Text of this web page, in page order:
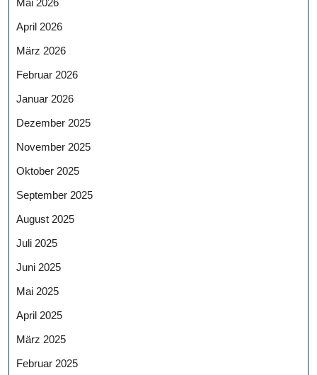
Mai 2026
April 2026
März 2026
Februar 2026
Januar 2026
Dezember 2025
November 2025
Oktober 2025
September 2025
August 2025
Juli 2025
Juni 2025
Mai 2025
April 2025
März 2025
Februar 2025